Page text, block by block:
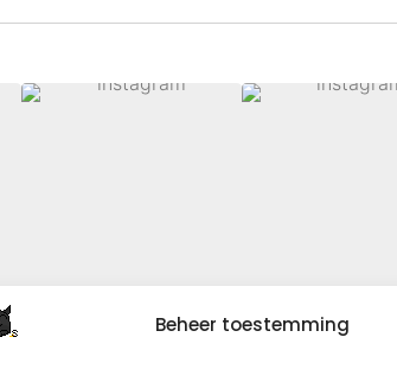
Beheer toestemming